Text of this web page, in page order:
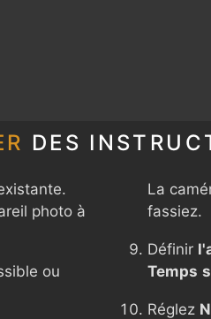
DES
photo à
ou
La
fassiez.
Définir
Temps
Réglez